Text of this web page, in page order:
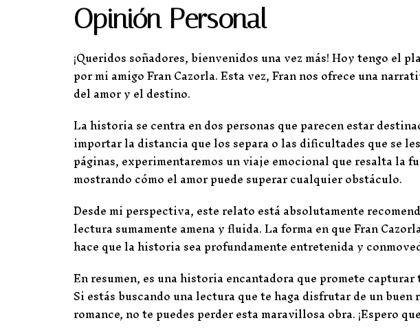
Opinión Personal
¡Queridos soñadores, bienvenidos una vez más! Hoy tengo el
por mi amigo Fran Cazorla. Esta vez, Fran nos ofrece una
del amor y el destino.
La historia se centra en dos personas que parecen estar
importar la distancia que los separa o las dificultades que se
páginas, experimentaremos un viaje emocional que resalta la
mostrando cómo el amor puede superar cualquier obstáculo.
Desde mi perspectiva, este relato está absolutamente
lectura sumamente amena y fluida. La forma en que Fran
hace que la historia sea profundamente entretenida y
En resumen, es una historia encantadora que promete
Si estás buscando una lectura que te haga disfrutar de un
romance, no te puedes perder esta maravillosa obra. ¡Espero